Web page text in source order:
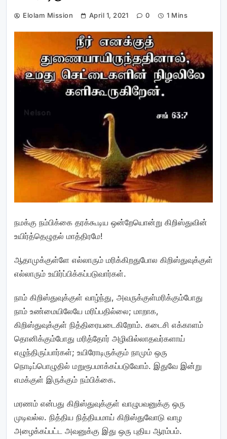
Elolam Mission April 1, 2021 0 1 Mins
நமக்கு நம்பிக்கை தரக்கூடிய ஒன்றேயொன்று கிறிஸ்துவின்
உயிர்த்தெழுதல் மாத்திரமே!
ஆதாமுக்குள்ளே எல்லாரும் மரிக்கிறதுபோல கிறிஸ்துவுக்குள்
எல்லாரும் உயிர்ப்பிக்கப்படுவார்கள்.
நாம் கிறிஸ்துவுக்குள் வாழ்ந்து, அவருக்குள்மரிக்கும்போது
நாம் உண்மையிலேயே மரிப்பதில்லை; மாறாக,
கிறிஸ்துவுக்குள் நித்திரையடைகிறோம். கடைசி எக்காளம்
தொனிக்கும்போது மரித்தோர் அழிவில்லாதவர்களாய்
எழுந்திருப்பார்கள்; உயிரோடிருக்கும் நாமும் ஒரு
நொடிப்பொழுதில் மறுரூபமாக்கப்படுவோம். இதுவே இன்று
எமக்குள் இருக்கும் நம்பிக்கை.
மரணம் என்பது கிறிஸ்துவுக்குள் வாழுபவனுக்கு ஒரு
முடிவல்ல. நித்திய நித்தியமாய் கிறிஸ்துவோடு வாழ
அழைக்கப்பட்ட அவனுக்கு இது ஒரு புதிய ஆரம்பம்.